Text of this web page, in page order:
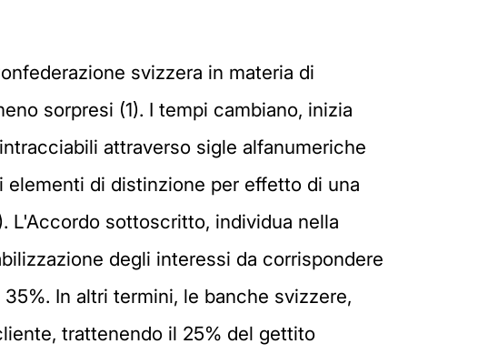
svizzera in materia di
sorpresi (1). I tempi cambiano, inizia
attraverso sigle alfanumeriche
di distinzione per effetto di una
L'Accordo sottoscritto, individua nella
degli interessi da corrispondere
In altri termini, le banche svizzere,
trattenendo il 25% del gettito